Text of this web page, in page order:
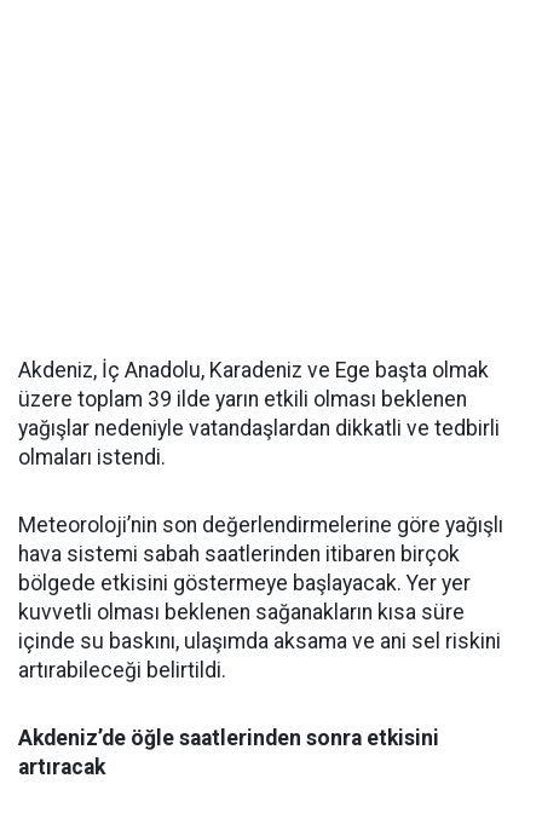
Akdeniz, İç Anadolu, Karadeniz ve Ege başta olmak
üzere toplam 39 ilde yarın etkili olması beklenen
yağışlar nedeniyle vatandaşlardan dikkatli ve tedbirli
olmaları istendi.
Meteoroloji’nin son değerlendirmelerine göre yağışlı
hava sistemi sabah saatlerinden itibaren birçok
bölgede etkisini göstermeye başlayacak. Yer yer
kuvvetli olması beklenen sağanakların kısa süre
içinde su baskını, ulaşımda aksama ve ani sel riskini
artırabileceği belirtildi.
Akdeniz’de öğle saatlerinden sonra etkisini
artıracak